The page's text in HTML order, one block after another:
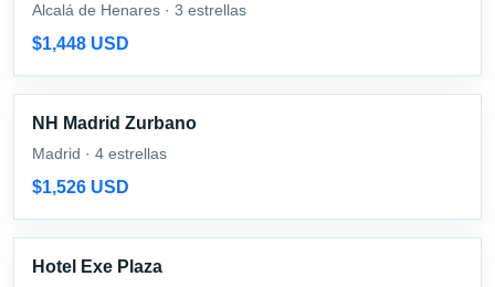
Alcalá de Henares · 3 estrellas
$1,448 USD
NH Madrid Zurbano
Madrid · 4 estrellas
$1,526 USD
Hotel Exe Plaza